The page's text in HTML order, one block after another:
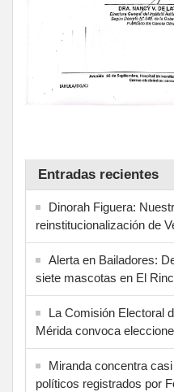
Entradas recientes
Dinorah Figuera:
reinstitucionalización de
Alerta en Bailadores:
siete mascotas en El
La Comisión Electoral
Mérida convoca
Miranda concentra
políticos registrados por